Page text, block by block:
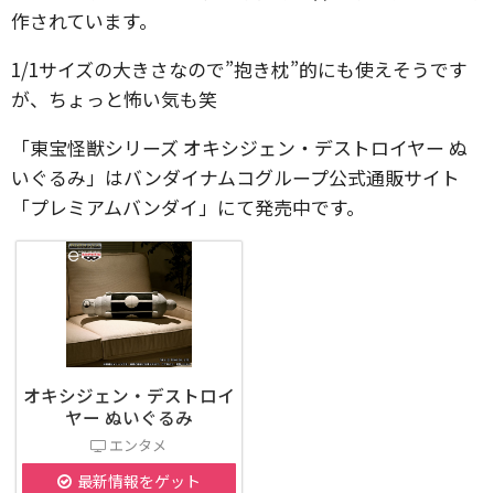
作されています。
1/1サイズの大きさなので”抱き枕”的にも使えそうです
が、ちょっと怖い気も笑
「東宝怪獣シリーズ オキシジェン・デストロイヤー ぬ
いぐるみ」はバンダイナムコグループ公式通販サイト
「プレミアムバンダイ」にて発売中です。
オキシジェン・デストロイ
ヤー ぬいぐるみ
エンタメ
最新情報をゲット